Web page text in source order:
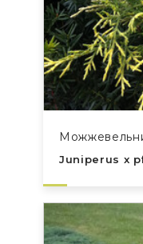
Juniperus x